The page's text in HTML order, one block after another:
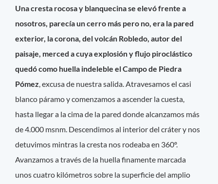
Una cresta rocosa y blanquecina se elevó frente a
nosotros, parecía un cerro más pero no, era la pared
exterior, la corona, del volcán Robledo, autor del
paisaje, merced a cuya explosión y flujo piroclástico
quedó como huella indeleble el Campo de Piedra
Pómez, excusa de nuestra salida. Atravesamos el casi
blanco páramo y comenzamos a ascender la cuesta,
hasta llegar a la cima de la pared donde alcanzamos más
de 4.000 msnm. Descendimos al interior del cráter y nos
detuvimos mintras la cresta nos rodeaba en 360º.
Avanzamos a través de la huella finamente marcada
unos cuatro kilómetros sobre la superficie del amplio